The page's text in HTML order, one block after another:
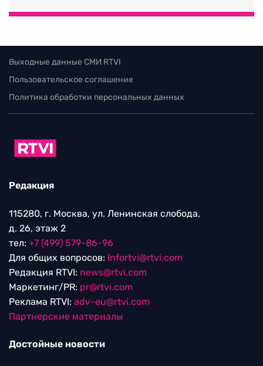
Выходные данные СМИ RTVI
Пользовательское соглашение
Политика обработки персональных данных
Редакция
115280, г. Москва, ул. Ленинская слобода,
д. 26, этаж 2
тел: +7 (499) 579-86-96
Для общих вопросов: Infortvi@rtvi.com
Редакция RTVI: news@rtvi.com
Маркетинг/PR: pr@rtvi.com
Реклама RTVI: adv-eu@rtvi.com
Партнерские материалы
Достойные новости